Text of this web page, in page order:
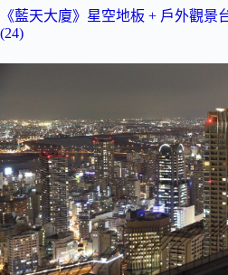
《藍天大廈》星空地板 + 戶外觀景
(24)